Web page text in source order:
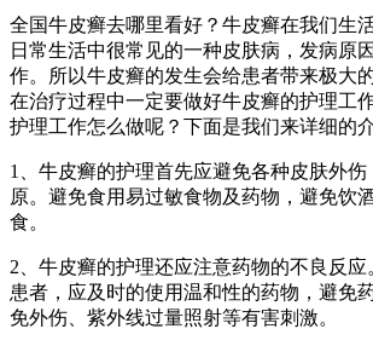
全国牛皮癣去哪里看好？牛皮癣在我们生
日常生活中很常见的一种皮肤病，发病原
作。所以牛皮癣的发生会给患者带来极大
在治疗过程中一定要做好牛皮癣的护理工
护理工作怎么做呢？下面是我们来详细的介
1、牛皮癣的护理首先应避免各种皮肤外伤
原。避免食用易过敏食物及药物，避免饮
食。
2、牛皮癣的护理还应注意药物的不良反
患者，应及时的使用温和性的药物，避免
免外伤、紫外线过量照射等有害刺激。